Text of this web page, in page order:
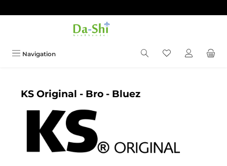
Navigation Du hast 0
KS Original - Bro - Bluez